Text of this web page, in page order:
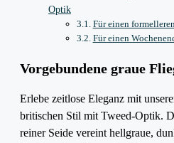
Optik
Für einen
Für einen
Vorgebundene graue
Erlebe zeitlose Eleganz mit
britischen Stil mit Tweed-Optik.
reiner Seide vereint hellgraue,